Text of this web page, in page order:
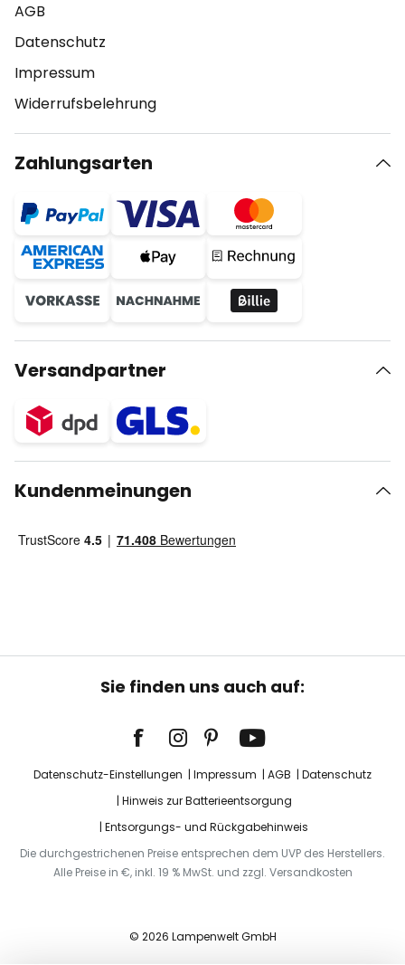
AGB
Datenschutz
Impressum
Widerrufsbelehrung
Zahlungsarten
Versandpartner
Kundenmeinungen
Sie finden uns auch auf:
Datenschutz-Einstellungen Impressum AGB
Datenschutz
Hinweis zur Batterieentsorgung
Entsorgungs- und Rückgabehinweis
Die durchgestrichenen Preise entsprechen dem UVP des Herstellers.
Alle Preise in €, inkl. 19 % MwSt. und zzgl. Versandkosten
© 2026 Lampenwelt GmbH